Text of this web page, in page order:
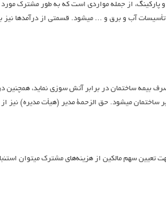
و پاركينگ، از جمله مواردي است كه به طور مشترك
آب و برق و ... ميشود. قسمتي از درآمدها نيز
ساختمان در برابر آتش سوزي نمايد، همچنين
ساختمان ميشود. حق الزحمة مدير (هيأت مديره) نيز
تعيين سهم مالكين از هزينه‌هاي مشترك ميتوان